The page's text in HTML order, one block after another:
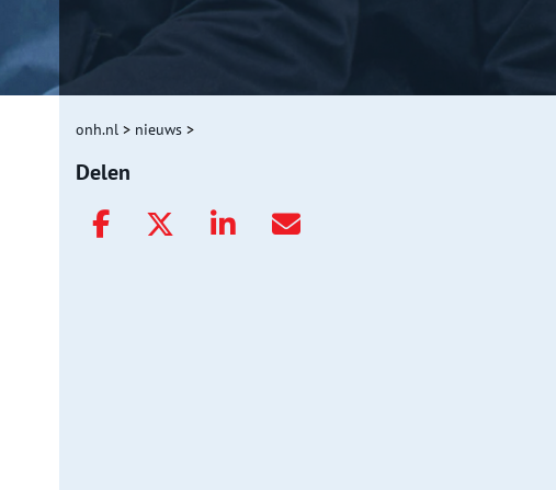
onh.nl > nieuws >
Delen